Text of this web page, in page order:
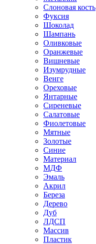
Слоновая кость
Фуксия
Шоколад
Шампань
Оливковые
Оранжевые
Вишневые
Изумрудные
Венге
Ореховые
Янтарные
Сиреневые
Салатовые
Фиолетовые
Мятные
Золотые
Синие
Материал
МДФ
Эмаль
Акрил
Береза
Дерево
Дуб
ЛДСП
Массив
Пластик